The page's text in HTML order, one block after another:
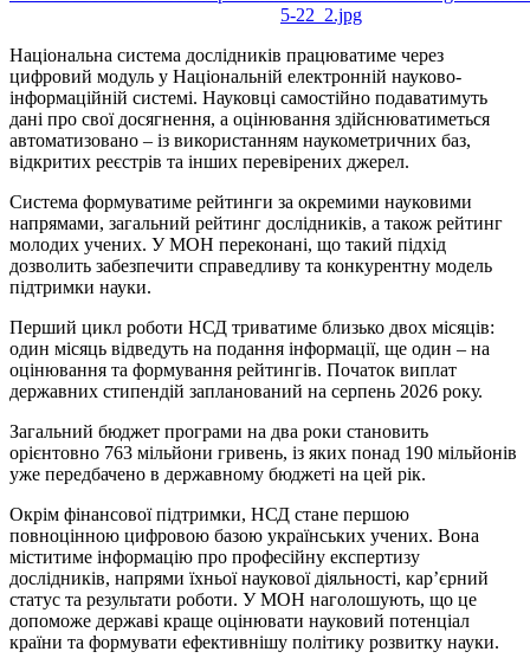
Національна система дослідників працюватиме через
цифровий модуль у Національній електронній науково-
інформаційній системі. Науковці самостійно подаватимуть
дані про свої досягнення, а оцінювання здійснюватиметься
автоматизовано – із використанням наукометричних баз,
відкритих реєстрів та інших перевірених джерел.
Система формуватиме рейтинги за окремими науковими
напрямами, загальний рейтинг дослідників, а також рейтинг
молодих учених. У МОН переконані, що такий підхід
дозволить забезпечити справедливу та конкурентну модель
підтримки науки.
Перший цикл роботи НСД триватиме близько двох місяців:
один місяць відведуть на подання інформації, ще один – на
оцінювання та формування рейтингів. Початок виплат
державних стипендій запланований на серпень 2026 року.
Загальний бюджет програми на два роки становить
орієнтовно 763 мільйони гривень, із яких понад 190 мільйонів
уже передбачено в державному бюджеті на цей рік.
Окрім фінансової підтримки, НСД стане першою
повноцінною цифровою базою українських учених. Вона
міститиме інформацію про професійну експертизу
дослідників, напрями їхньої наукової діяльності, кар’єрний
статус та результати роботи. У МОН наголошують, що це
допоможе державі краще оцінювати науковий потенціал
країни та формувати ефективнішу політику розвитку науки.